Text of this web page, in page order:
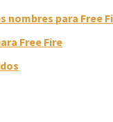
nombres para Free
Free Fire